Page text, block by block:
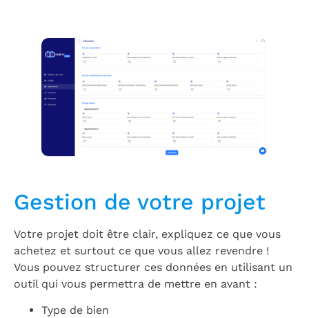
Gestion de votre projet
Votre projet doit être clair, expliquez ce que vous
achetez et surtout ce que vous allez revendre !
Vous pouvez structurer ces données en utilisant un
outil qui vous permettra de mettre en avant :
Type de bien